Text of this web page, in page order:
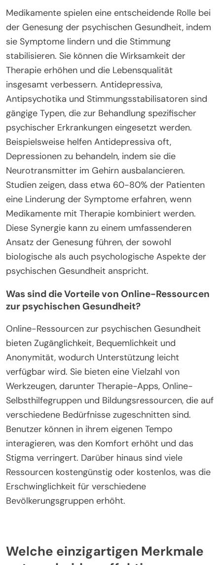
Medikamente spielen eine entscheidende Rolle bei
der Genesung der psychischen Gesundheit, indem
sie Symptome lindern und die Stimmung
stabilisieren. Sie können die Wirksamkeit der
Therapie erhöhen und die Lebensqualität
insgesamt verbessern. Antidepressiva,
Antipsychotika und Stimmungsstabilisatoren sind
gängige Typen, die zur Behandlung spezifischer
psychischer Erkrankungen eingesetzt werden.
Beispielsweise helfen Antidepressiva oft,
Depressionen zu behandeln, indem sie die
Neurotransmitter im Gehirn ausbalancieren.
Studien zeigen, dass etwa 60-80% der Patienten
eine Linderung der Symptome erfahren, wenn
Medikamente mit Therapie kombiniert werden.
Diese Synergie kann zu einem umfassenderen
Ansatz der Genesung führen, der sowohl
biologische als auch psychologische Aspekte der
psychischen Gesundheit anspricht.
Was sind die Vorteile von Online-Ressourcen
zur psychischen Gesundheit?
Online-Ressourcen zur psychischen Gesundheit
bieten Zugänglichkeit, Bequemlichkeit und
Anonymität, wodurch Unterstützung leicht
verfügbar wird. Sie bieten eine Vielzahl von
Werkzeugen, darunter Therapie-Apps, Online-
Selbsthilfegruppen und Bildungsressourcen, die auf
verschiedene Bedürfnisse zugeschnitten sind.
Benutzer können in ihrem eigenen Tempo
interagieren, was den Komfort erhöht und das
Stigma verringert. Darüber hinaus sind viele
Ressourcen kostengünstig oder kostenlos, was die
Erschwinglichkeit für verschiedene
Bevölkerungsgruppen erhöht.
Welche einzigartigen Merkmale